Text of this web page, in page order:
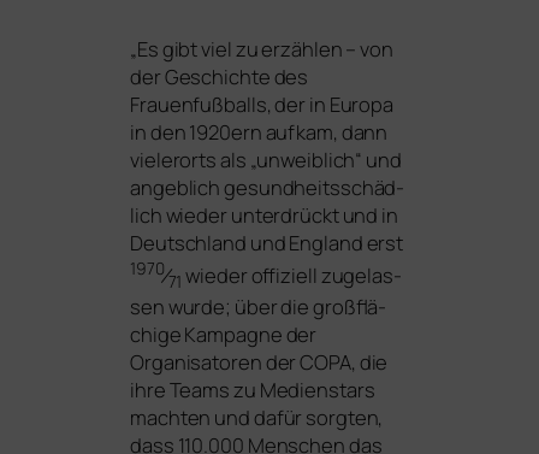
„Es gibt viel zu erzäh­len – von
der Geschichte des
Frauenfußballs, der in Europa
in den 1920ern auf­kam, dann
vie­ler­orts als „unweib­lich“ und
angeb­lich gesund­heits­schäd­
lich wie­der unter­drückt und in
Deutschland und England erst
1970⁄71 wie­der offi­zi­ell zuge­las­
sen wur­de; über die groß­flä­
chi­ge Kampagne der
Organisatoren derCOPA, die
ihre Teams zu Medienstars
mach­ten und dafür sorg­ten,
dass 110.000 Menschen das